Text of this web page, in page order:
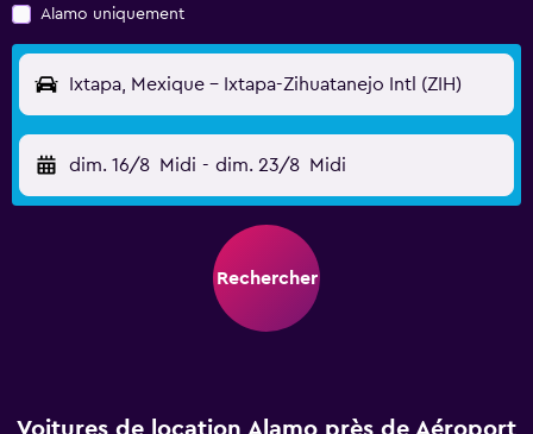
Alamo uniquement
Ixtapa, Mexique - Ixtapa-Zihuatanejo Intl (ZIH)
dim. 16/8 Midi - dim. 23/8 Midi
Rechercher
Voitures de location Alamo près de Aéroport